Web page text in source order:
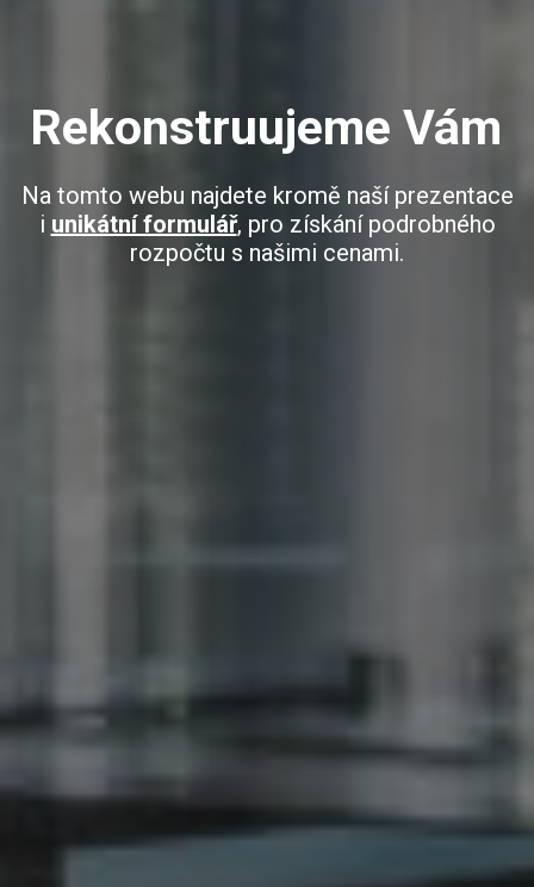
Rekonstruujeme Vám
Na tomto webu najdete kromě naší prezentace
i unikátní formulář, pro získání podrobného
rozpočtu s našimi cenami.